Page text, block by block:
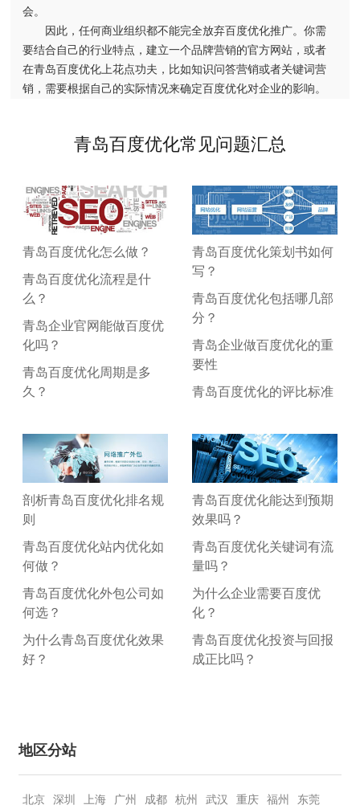
会。
因此，任何商业组织都不能完全放弃百度优化推广。你需
要结合自己的行业特点，建立一个品牌营销的官方网站，或者
在青岛百度优化上花点功夫，比如知识问答营销或者关键词营
销，需要根据自己的实际情况来确定百度优化对企业的影响。
青岛百度优化常见问题汇总
青岛百度优化怎么做？
青岛百度优化流程是什
么？
青岛企业官网能做百度优
化吗？
青岛百度优化周期是多
久？
青岛百度优化策划书如何
写？
青岛百度优化包括哪几部
分？
青岛企业做百度优化的重
要性
青岛百度优化的评比标准
剖析青岛百度优化排名规
则
青岛百度优化站内优化如
何做？
青岛百度优化外包公司如
何选？
为什么青岛百度优化效果
好？
青岛百度优化能达到预期
效果吗？
青岛百度优化关键词有流
量吗？
为什么企业需要百度优
化？
青岛百度优化投资与回报
成正比吗？
地区分站
北京 深圳 上海 广州 成都 杭州 武汉 重庆 福州 东莞